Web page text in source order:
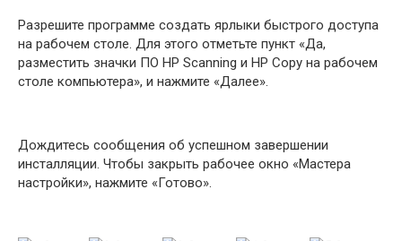
Разрешите программе создать ярлыки быстрого доступа
на рабочем столе. Для этого отметьте пункт «Да,
разместить значки ПО HP Scanning и HP Copy на рабочем
столе компьютера», и нажмите «Далее».
Дождитесь сообщения об успешном завершении
инсталляции. Чтобы закрыть рабочее окно «Мастера
настройки», нажмите «Готово».